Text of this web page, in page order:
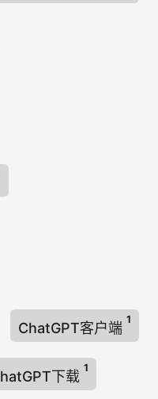
ChatGPT客户端
1
下载
1